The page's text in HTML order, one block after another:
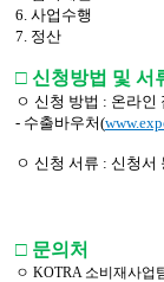
6. 사업수행
7. 정산
□ 신청방법 및 서
ㅇ 신청 방법 : 온라인
- 수출바우처(
ㅇ 신청 서류 : 신청서
□ 문의처
ㅇ KOTRA 소비재사업